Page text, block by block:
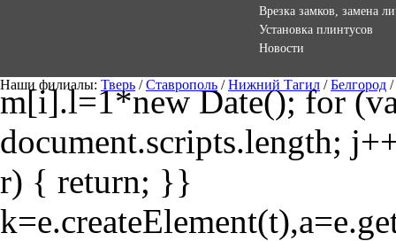
Врезка замков, замена
Установка плинтусов
Новости
Наши филиалы: Тверь /Ставрополь /Нижний Тагил /Белгород /
m[i].l=1*new Date(); for
document.scripts.length;
r) { return; }}